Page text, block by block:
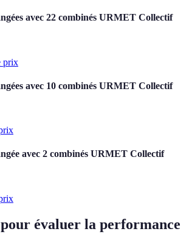
avec 22 combinés URMET Collectif
prix
avec 10 combinés URMET Collectif
avec 2 combinés URMET Collectif
évaluer la performance